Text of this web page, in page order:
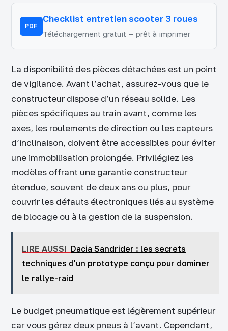
PDF
Checklist entretien scooter 3 roues
Téléchargement gratuit — prêt à imprimer
La disponibilité des pièces détachées est un point
de vigilance. Avant l’achat, assurez-vous que le
constructeur dispose d’un réseau solide. Les
pièces spécifiques au train avant, comme les
axes, les roulements de direction ou les capteurs
d’inclinaison, doivent être accessibles pour éviter
une immobilisation prolongée. Privilégiez les
modèles offrant une garantie constructeur
étendue, souvent de deux ans ou plus, pour
couvrir les défauts électroniques liés au système
de blocage ou à la gestion de la suspension.
LIRE AUSSI Dacia Sandrider : les secrets
techniques d'un prototype conçu pour dominer
le rallye-raid
Le budget pneumatique est légèrement supérieur
car vous gérez deux pneus à l’avant. Cependant,